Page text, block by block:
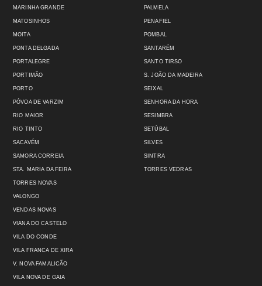
MARINHA GRANDE
MATOSINHOS
MOITA
PALMELA
PENAFIEL
POMBAL
PONTA DELGADA
PORTALEGRE
PORTIMÃO
PORTO
PÓVOA DE VARZIM
RIO MAIOR
RIO TINTO
SACAVÉM
SAMORA CORREIA
STA. MARIA DA FEIRA
SANTARÉM
SANTO TIRSO
S. JOÃO DA MADEIRA
SEIXAL
SENHORA DA HORA
SESIMBRA
SETÚBAL
SILVES
SINTRA
TORRES VEDRAS
TORRES NOVAS
VALONGO
VENDAS NOVAS
VIANA DO CASTELO
VILA DO CONDE
VILA FRANCA DE XIRA
V. NOVA FAMALICÃO
VILA NOVA DE GAIA